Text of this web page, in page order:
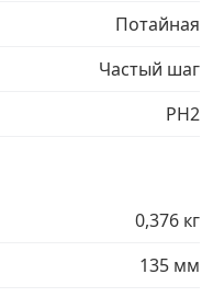
фурнитура
Потайная
Частый шаг
PH2
0,376 кг
135 мм